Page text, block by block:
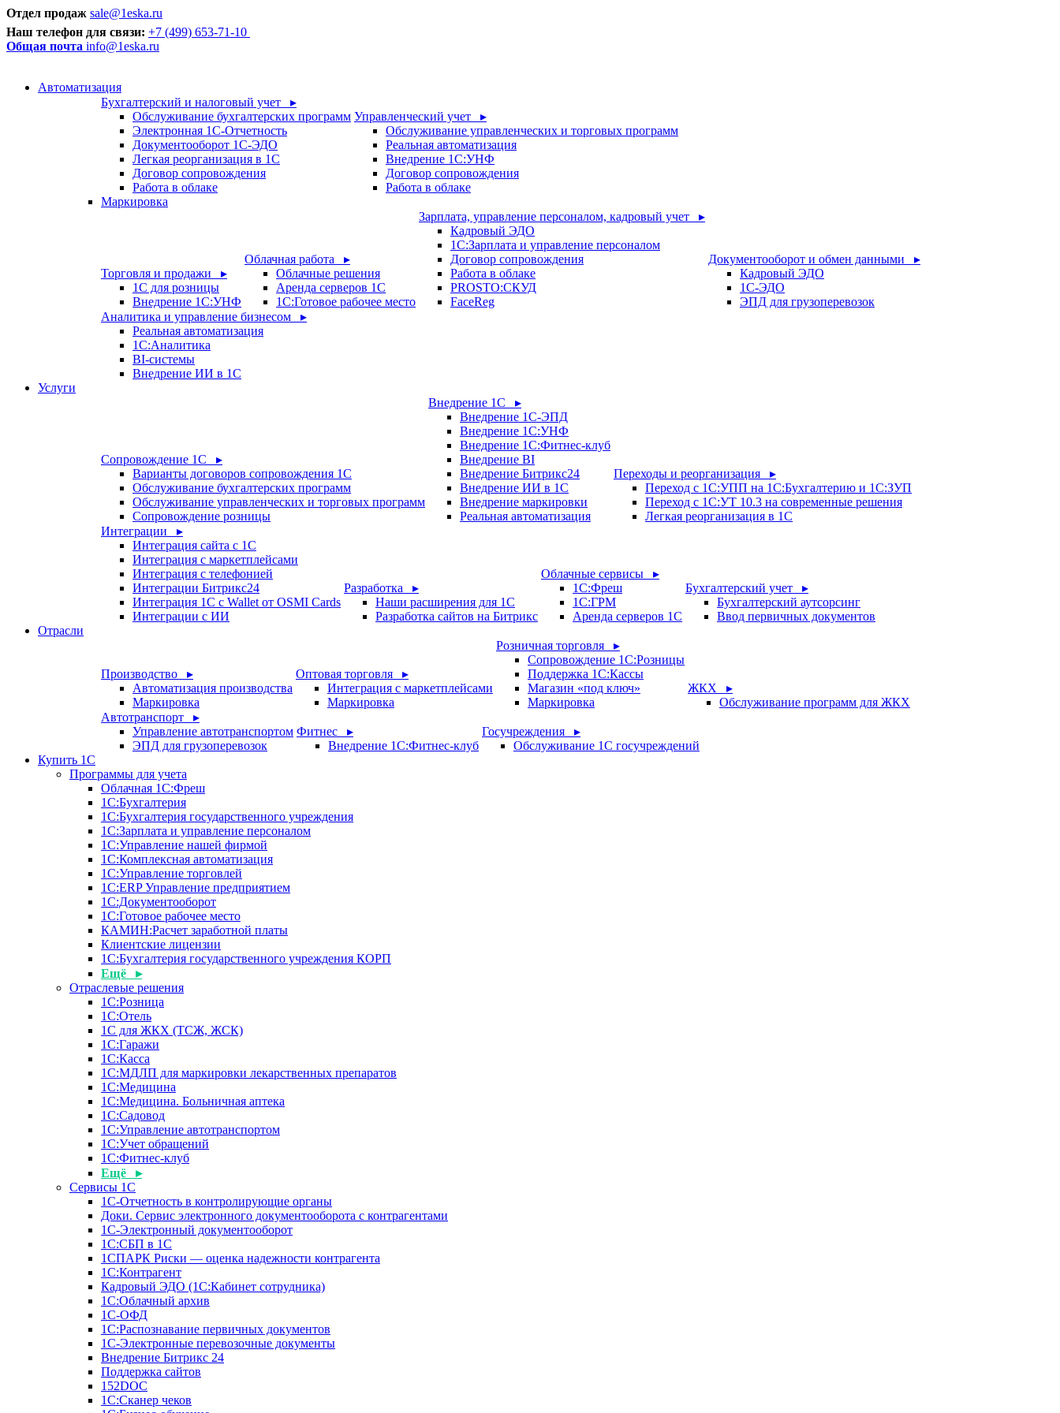
Отдел продаж sale@1eska.ru
Наш телефон для связи: +7 (499) 653-71-10
Общая почта info@1eska.ru
Автоматизация
Бухгалтерский и налоговый учет ▸
Обслуживание бухгалтерских программ
Электронная 1С-Отчетность
Документооборот 1С-ЭДО
Легкая реорганизация в 1С
Договор сопровождения
Работа в облаке
Управленческий учет ▸
Обслуживание управленческих и торговых программ
Реальная автоматизация
Внедрение 1С:УНФ
Договор сопровождения
Работа в облаке
Маркировка
Торговля и продажи ▸
1С для розницы
Внедрение 1С:УНФ
Облачная работа ▸
Облачные решения
Аренда серверов 1С
1C:Готовое рабочее место
Зарплата, управление персоналом, кадровый учет ▸
Кадровый ЭДО
1С:Зарплата и управление персоналом
Договор сопровождения
Работа в облаке
PROSTO:СКУД
FaceReg
Документооборот и обмен данными ▸
Кадровый ЭДО
1С-ЭДО
ЭПД для грузоперевозок
Аналитика и управление бизнесом ▸
Реальная автоматизация
1С:Аналитика
BI-системы
Внедрение ИИ в 1С
Услуги
Сопровождение 1С ▸
Варианты договоров сопровождения 1С
Обслуживание бухгалтерских программ
Обслуживание управленческих и торговых программ
Сопровождение розницы
Внедрение 1С ▸
Внедрение 1С-ЭПД
Внедрение 1С:УНФ
Внедрение 1С:Фитнес-клуб
Внедрение BI
Внедрение Битрикс24
Внедрение ИИ в 1С
Внедрение маркировки
Реальная автоматизация
Переходы и реорганизация ▸
Переход с 1С:УПП на 1С:Бухгалтерию и 1С:ЗУП
Переход с 1С:УТ 10.3 на современные решения
Легкая реорганизация в 1С
Интеграции ▸
Интеграция сайта с 1С
Интеграция с маркетплейсами
Интеграция с телефонией
Интеграции Битрикс24
Интеграция 1С с Wallet от OSMI Cards
Интеграции с ИИ
Разработка ▸
Наши расширения для 1С
Разработка сайтов на Битрикс
Облачные сервисы ▸
1С:Фреш
1С:ГРМ
Аренда серверов 1С
Бухгалтерский учет ▸
Бухгалтерский аутсорсинг
Ввод первичных документов
Отрасли
Производство ▸
Автоматизация производства
Маркировка
Оптовая торговля ▸
Интеграция с маркетплейсами
Маркировка
Розничная торговля ▸
Сопровождение 1С:Розницы
Поддержка 1С:Кассы
Магазин «под ключ»
Маркировка
ЖКХ ▸
Обслуживание программ для ЖКХ
Автотранспорт ▸
Управление автотранспортом
ЭПД для грузоперевозок
Фитнес ▸
Внедрение 1С:Фитнес-клуб
Госучреждения ▸
Обслуживание 1С госучреждений
Купить 1С
Программы для учета
Облачная 1С:Фреш
1С:Бухгалтерия
1С:Бухгалтерия государственного учреждения
1С:Зарплата и управление персоналом
1С:Управление нашей фирмой
1С:Комплексная автоматизация
1С:Управление торговлей
1С:ERP Управление предприятием
1С:Документооборот
1C:Готовое рабочее место
КАМИН:Расчет заработной платы
Клиентские лицензии
1С:Бухгалтерия государственного учреждения КОРП
Ещё ▸
Отраслевые решения
1С:Розница
1С:Отель
1С для ЖКХ (ТСЖ, ЖСК)
1С:Гаражи
1С:Касса
1С:МДЛП для маркировки лекарственных препаратов
1С:Медицина
1С:Медицина. Больничная аптека
1С:Садовод
1С:Управление автотранспортом
1С:Учет обращений
1С:Фитнес-клуб
Ещё ▸
Сервисы 1С
1С-Отчетность в контролирующие органы
Доки. Сервис электронного документооборота с контрагентами
1С-Электронный документооборот
1С:СБП в 1С
1СПАРК Риски — оценка надежности контрагента
1С:Контрагент
Кадровый ЭДО (1С:Кабинет сотрудника)
1С:Облачный архив
1С-ОФД
1С:Распознавание первичных документов
1С-Электронные перевозочные документы
Внедрение Битрикс 24
Поддержка сайтов
152DOC
1С:Сканер чеков